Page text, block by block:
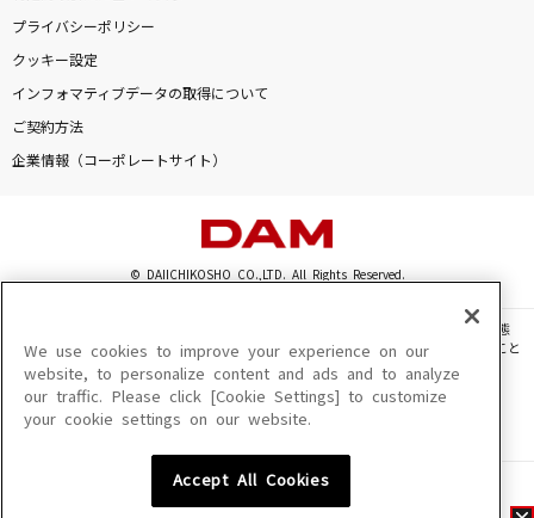
プライバシーポリシー
クッキー設定
インフォマティブデータの取得について
ご契約方法
企業情報（コーポレートサイト）
© DAIICHIKOSHO CO.,LTD. All Rights Reserved.
このサイトに掲載されている一切の文章・画像・写真・動画・音声等を、手段や形態
を問わず、著作権法の定める範囲を超えて無断で複製、転載、ファイル化などすること
を禁じます。
楽曲及びコンテンツは、機種によりご利用いただけない場合があります。
楽曲及びコンテンツの配信日、配信内容が変更になる場合があります。
We use cookies to improve your experience on our
website, to personalize content and ads and to analyze
our traffic. Please click [Cookie Settings] to customize
your cookie settings on our website.
Accept All Cookies